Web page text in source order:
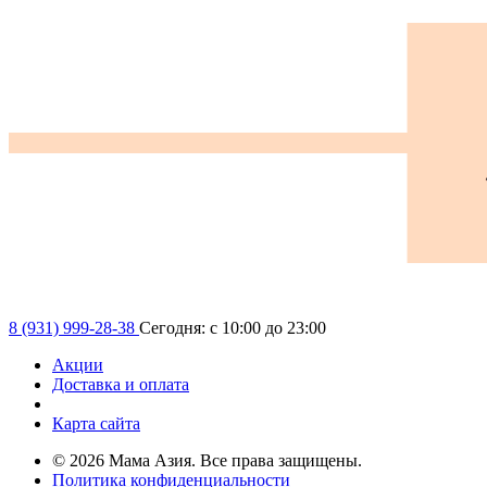
8 (931) 999-28-38 Сегодня: с 10:00 до 23:00
Акции
Доставка и оплата
Карта сайта
© 2026 Мама Азия. Все права защищены.
Политика конфиденциальности